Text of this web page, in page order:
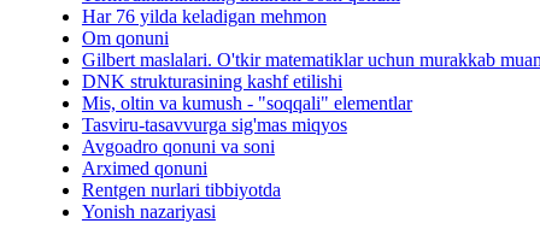
Har 76 yilda keladigan mehmon
Om qonuni
Gilbert maslalari. O'tkir matematiklar uchun murakkab
DNK strukturasining kashf etilishi
Mis, oltin va kumush - "soqqali" elementlar
Tasviru-tasavvurga sig'mas miqyos
Avgoadro qonuni va soni
Arximed qonuni
Rentgen nurlari tibbiyotda
Yonish nazariyasi